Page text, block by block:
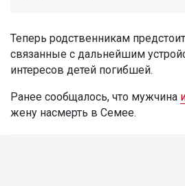
Теперь родственникам
связанные с дальнейшим
интересов детей погибшей.
Ранее сообщалось, что мужчина
жену насмерть в Семее.